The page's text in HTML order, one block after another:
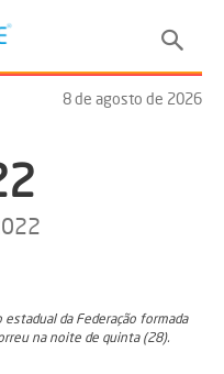
8 de agosto de 2026
da Federação formada
na noite de quinta (28).